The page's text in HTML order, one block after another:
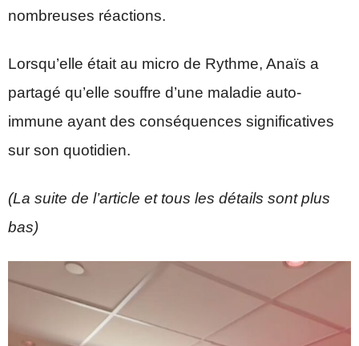
nombreuses réactions.
Lorsqu’elle était au micro de Rythme, Anaïs a
partagé qu’elle souffre d’une maladie auto-
immune ayant des conséquences significatives
sur son quotidien.
(La suite de l’article et tous les détails sont plus
bas)